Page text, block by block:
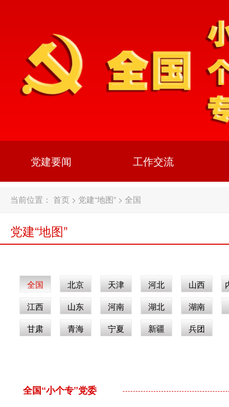
党建要闻 工作交流
当前位置： 首页 > 党建“地图” > 全国
党建“地图”
全国 北京 天津 河北 山西
江西
山东 河南 湖北
湖南
甘肃
青海 宁夏 新疆 兵团
全国“小个专”党委